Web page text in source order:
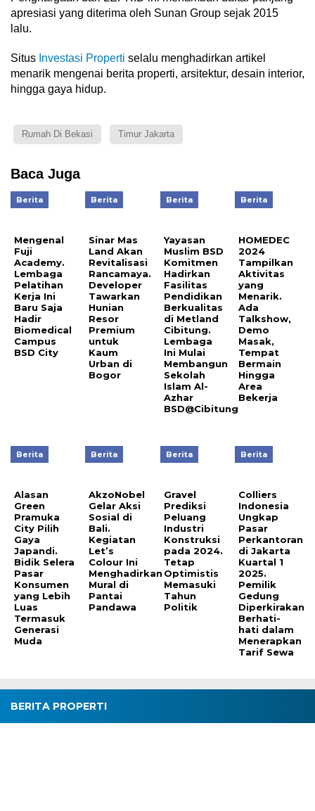
apresiasi yang diterima oleh Sunan Group sejak 2015
lalu.
Situs Investasi Properti selalu menghadirkan artikel
menarik mengenai berita properti, arsitektur, desain interior,
hingga gaya hidup.
Rumah Di Bekasi Timur Jakarta
Baca Juga
Berita
Mengenal
Fuji
Academy.
Lembaga
Pelatihan
Kerja Ini
Baru Saja
Hadir
Biomedical
Campus
BSD City
Berita
Sinar Mas
Land Akan
Revitalisasi
Rancamaya.
Developer
Tawarkan
Hunian
Resor
Premium
untuk
Kaum
Urban di
Bogor
Berita
Yayasan
Muslim BSD
Komitmen
Hadirkan
Fasilitas
Pendidikan
Berkualitas
di Metland
Cibitung.
Lembaga
Ini Mulai
Membangun
Sekolah
Islam Al-
Azhar
BSD@Cibitung
Berita
HOMEDEC
2024
Tampilkan
Aktivitas
yang
Menarik.
Ada
Talkshow,
Demo
Masak,
Tempat
Bermain
Hingga
Area
Bekerja
Berita
Alasan
Green
Pramuka
City Pilih
Gaya
Japandi.
Bidik Selera
Pasar
Konsumen
yang Lebih
Luas
Termasuk
Generasi
Muda
Berita
AkzoNobel
Gelar Aksi
Sosial di
Bali.
Kegiatan
Let’s
Colour Ini
Menghadirkan
Mural di
Pantai
Pandawa
Berita
Gravel
Prediksi
Peluang
Industri
Konstruksi
pada 2024.
Tetap
Optimistis
Memasuki
Tahun
Politik
Berita
Colliers
Indonesia
Ungkap
Pasar
Perkantoran
di Jakarta
Kuartal 1
2025.
Pemilik
Gedung
Diperkirakan
Berhati-
hati dalam
Menerapkan
Tarif Sewa
BERITA PROPERTI